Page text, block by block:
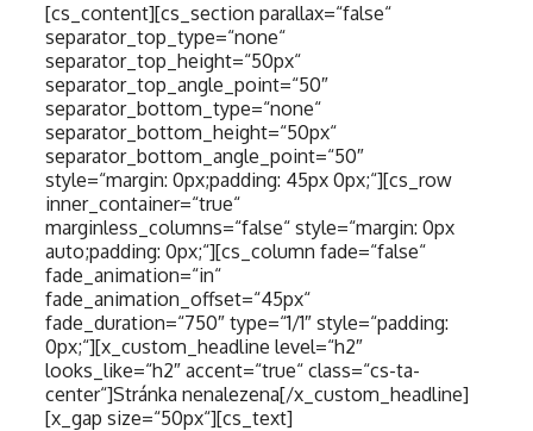
[cs_content][cs_section parallax=“false“
separator_top_type=“none“
separator_top_height=“50px“
separator_top_angle_point=“50″
separator_bottom_type=“none“
separator_bottom_height=“50px“
separator_bottom_angle_point=“50″
style=“margin: 0px;padding: 45px 0px;“][cs_row
inner_container=“true“
marginless_columns=“false“ style=“margin: 0px
auto;padding: 0px;“][cs_column fade=“false“
fade_animation=“in“
fade_animation_offset=“45px“
fade_duration=“750″ type=“1/1″ style=“padding:
0px;“][x_custom_headline level=“h2″
looks_like=“h2″ accent=“true“ class=“cs-ta-
center“]Stránka nenalezena[/x_custom_headline]
[x_gap size=“50px“][cs_text]